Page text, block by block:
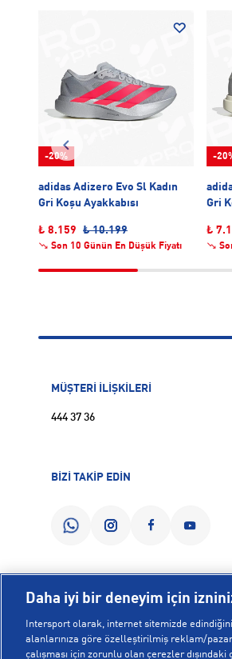
-20%
adidas Adizero Evo Sl Kadın
Gri Koşu Ayakkabısı
₺ 8.159 ₺ 10.199
Son 10 Günün En Düşük Fiyatı
-
Gri
₺
MÜŞTERİ İLİŞKİLERİ
444 37 36
BİZİ TAKİP EDİN
Daha iyi bir deneyim için
Intersport olarak, internet sitemizde
alanlarınıza göre özelleştirilmiş reklam/
çalışması için zorunlu olan çerezler